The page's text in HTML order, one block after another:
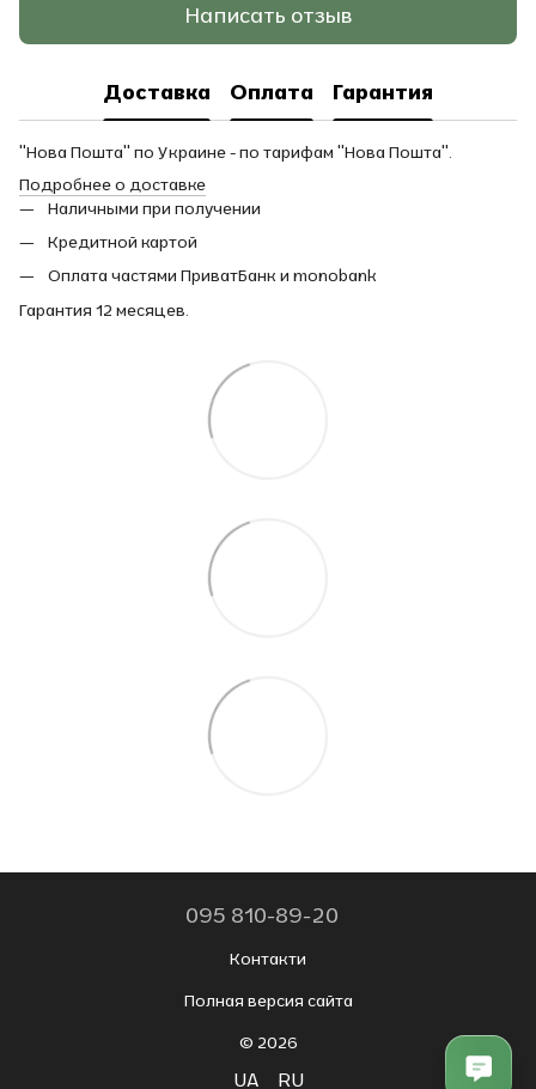
Написать отзыв
Доставка Оплата Гарантия
"Нова Пошта" по Украине - по тарифам "Нова Пошта".
Подробнее о доставке
Наличными при получении
Кредитной картой
Оплата частями ПриватБанк и monobank
Гарантия 12 месяцев.
095 810-89-20
Контакти
Полная версия сайта
© 2026
UA RU